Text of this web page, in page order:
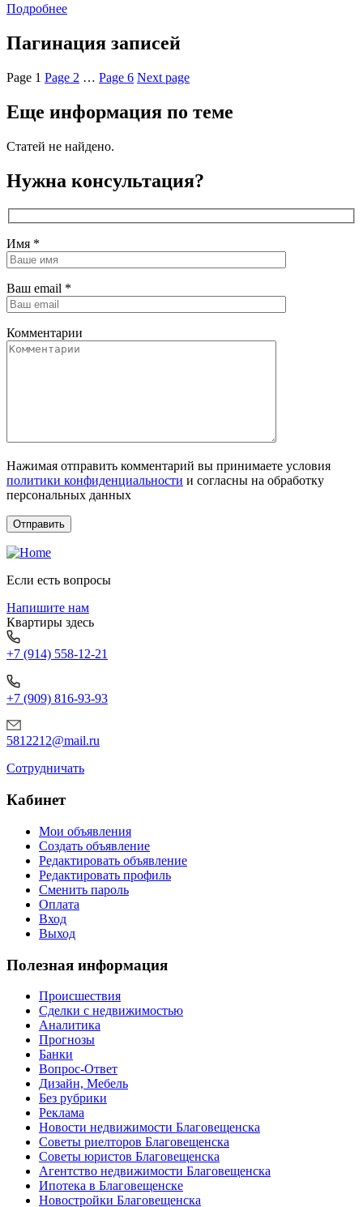
Подробнее
Пагинация записей
Page 1 Page 2 … Page 6 Next page
Еще информация по теме
Статей не найдено.
Нужна консультация?
Имя *
Ваш email *
Комментарии
Нажимая отправить комментарий вы принимаете условия
политики конфиденциальности и согласны на обработку
персональных данных
Если есть вопросы
Напишите нам
Квартиры здесь
+7 (914) 558-12-21
+7 (909) 816-93-93
5812212@mail.ru
Сотрудничать
Кабинет
Мои объявления
Создать объявление
Редактировать объявление
Редактировать профиль
Сменить пароль
Оплата
Вход
Выход
Полезная информация
Происшествия
Сделки с недвижимостью
Аналитика
Прогнозы
Банки
Вопрос-Ответ
Дизайн, Мебель
Без рубрики
Реклама
Новости недвижимости Благовещенска
Советы риелторов Благовещенска
Советы юристов Благовещенска
Агентство недвижимости Благовещенска
Ипотека в Благовещенске
Новостройки Благовещенска